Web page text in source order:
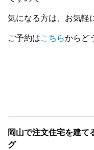
気になる方は、お気軽
ご予約はこちらからど
岡山で注文住宅を建
グ